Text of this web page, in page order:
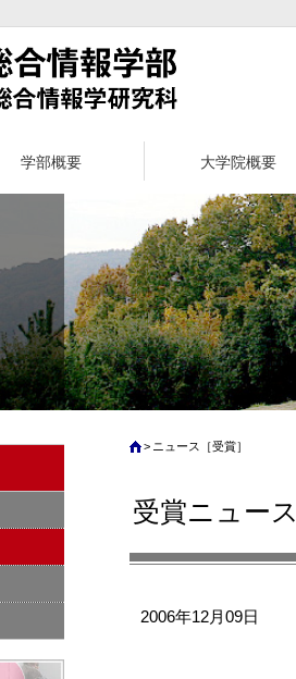
学部概要 大学院概要
ニュース［受賞］
受賞ニュース
2006年12月09日